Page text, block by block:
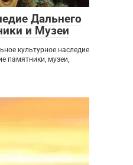
Дальнего
и Музеи
культурное наследие
памятники, музеи,